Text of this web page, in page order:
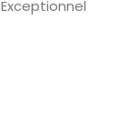
Exceptionnel